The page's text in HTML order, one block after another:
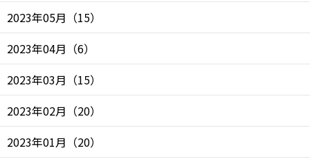
2023年05月 （15）
2023年04月 （6）
2023年03月 （15）
2023年02月 （20）
2023年01月 （20）